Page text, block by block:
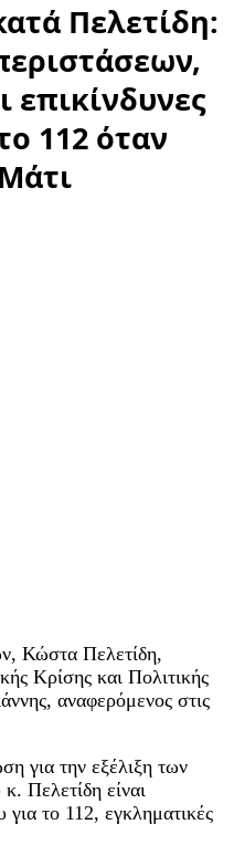
Πελετίδη:
επικίνδυνες
112 όταν
Κώστα Πελετίδη,
Κρίσης και Πολιτικής
αναφερόμενος στις
για την εξέλιξη των
Πελετίδη είναι
για το 112, εγκληματικές